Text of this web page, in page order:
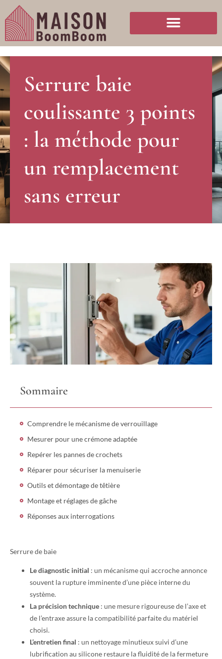
Serrure baie
coulissante 3 points
: la méthode pour
un remplacement
sans erreur
Sommaire
Comprendre le mécanisme de verrouillage
Mesurer pour une crémone adaptée
Repérer les pannes de crochets
Réparer pour sécuriser la menuiserie
Outils et démontage de têtière
Montage et réglages de gâche
Réponses aux interrogations
Serrure de baie
Le diagnostic initial : un mécanisme qui accroche annonce
souvent la rupture imminente d’une pièce interne du
système.
La précision technique : une mesure rigoureuse de l’axe et
de l’entraxe assure la compatibilité parfaite du matériel
choisi.
L’entretien final : un nettoyage minutieux suivi d’une
lubrification au silicone restaure la fluidité de la fermeture